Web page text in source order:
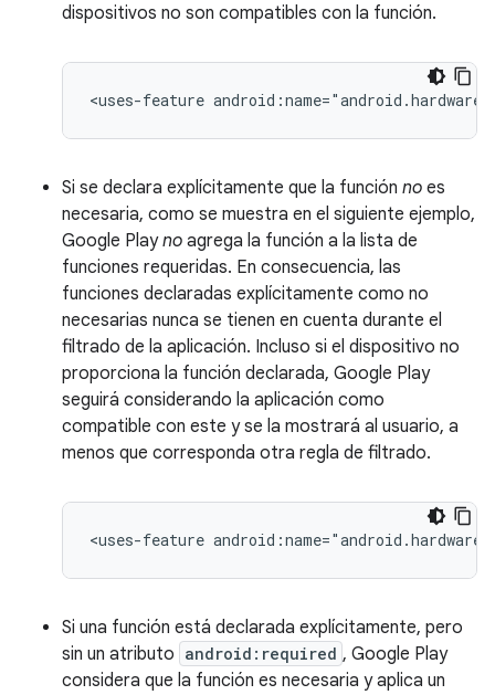
dispositivos no son compatibles con la función.
<uses-feature
Si se declara explícitamente que la función no es
necesaria, como se muestra en el siguiente ejemplo,
Google Playno agrega la función a la lista de
funciones requeridas. En consecuencia, las
funciones declaradas explícitamente como no
necesarias nunca se tienen en cuenta durante el
filtrado de la aplicación. Incluso si el dispositivo no
proporciona la función declarada, Google Play
seguirá considerando la aplicación como
compatible con este y se la mostrará al usuario, a
menos que corresponda otra regla de filtrado.
<uses-feature
Si una función está declarada explícitamente, pero
sin un atributo android:required , Google Play
considera que la función es necesaria y aplica un